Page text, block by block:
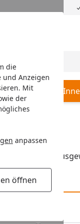
die
und Anzeigen
Mit
der
anpassen
öffnen
Suche
Filtermaterial
Produkte